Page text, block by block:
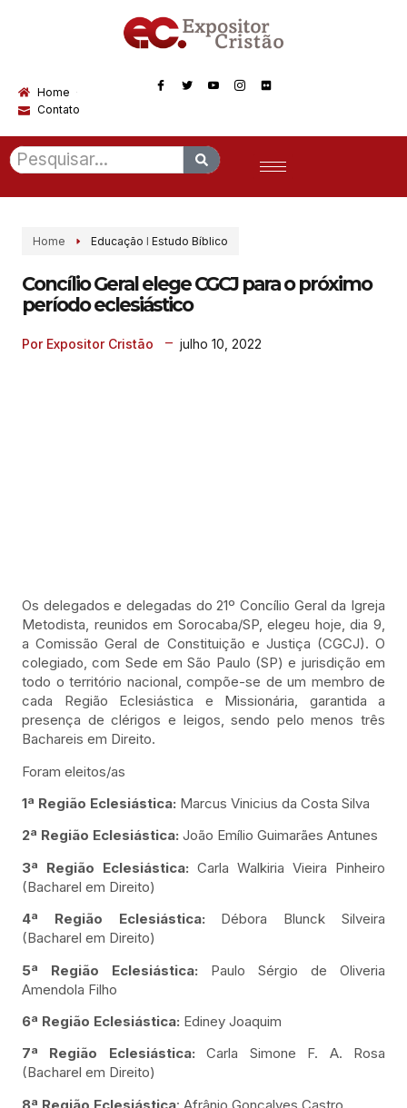
Home
Contato
Home Educação I Estudo Bíblico
Concílio Geral elege CGCJ para o próximo
período eclesiástico
Por Expositor Cristão julho 10, 2022
Os delegados e delegadas do 21º Concílio Geral da Igreja
Metodista, reunidos em Sorocaba/SP, elegeu hoje, dia 9,
a Comissão Geral de Constituição e Justiça (CGCJ). O
colegiado, com Sede em São Paulo (SP) e jurisdição em
todo o território nacional, compõe-se de um membro de
cada Região Eclesiástica e Missionária, garantida a
presença de clérigos e leigos, sendo pelo menos três
Bachareis em Direito.
Foram eleitos/as
1ª Região Eclesiástica: Marcus Vinicius da Costa Silva
2ª Região Eclesiástica: João Emílio Guimarães Antunes
3ª Região Eclesiástica: Carla Walkiria Vieira Pinheiro
(Bacharel em Direito)
4ª Região Eclesiástica: Débora Blunck Silveira
(Bacharel em Direito)
5ª Região Eclesiástica: Paulo Sérgio de Oliveria
Amendola Filho
6ª Região Eclesiástica: Ediney Joaquim
7ª Região Eclesiástica: Carla Simone F. A. Rosa
(Bacharel em Direito)